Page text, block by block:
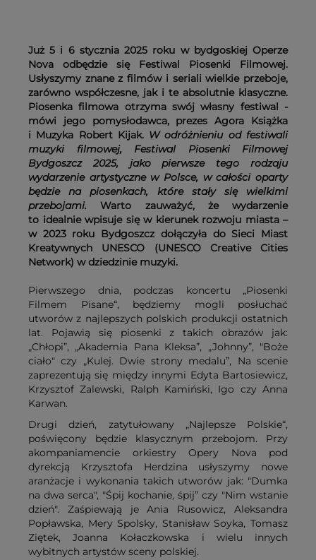
Już 5 i 6 stycznia 2025 roku w bydgoskiej Operze
Nova odbędzie się Festiwal Piosenki Filmowej.
Usłyszymy znane z filmów i seriali wielkie przeboje,
zarówno współczesne, jak i te absolutnie klasyczne.
Piosenka filmowa otrzyma swój własny festiwal -
mówi jego pomysłodawca, prezes Agora Książka
i Muzyka Robert Kijak. W odróżnieniu od festiwali
muzyki filmowej, Festiwal Piosenki Filmowej
Bydgoszcz 2025, jako pierwsze tego rodzaju
wydarzenie artystyczne w Polsce, w całości oparty
będzie na piosenkach, które stały się wielkimi
przebojami. Warto zauważyć, że wydarzenie
to idealnie wpisuje się w kierunek rozwoju miasta –
w 2023 roku Bydgoszcz dołączyła do Sieci Miast
Kreatywnych UNESCO (UNESCO Creative Cities
Network) w dziedzinie muzyki.
Pierwszego dnia, podczas koncertu „Piosenki
Filmem Pisane“, będziemy mogli posłuchać
utworów z najlepszych polskich produkcji ostatnich
lat. Pojawią się piosenki z takich obrazów jak:
„Chłopi”, „Akademia Pana Kleksa”, „Johnny”, "Boże
ciało" czy „Kulej. Dwie strony medalu”, Na scenie
zaprezentują się między innymi Edyta Bartosiewicz,
Krzysztof Zalewski, Ralph Kamiński, Igo czy Anna
Karwan.
Drugi dzień, zatytułowany „Najlepsze Polskie“,
poświęcony będzie klasycznym przebojom. Przy
akompaniamencie orkiestry Opery Nova pod
dyrekcją Krzysztofa Herdzina usłyszymy nowe
aranżacje i wykonania takich utworów jak: "Dumka
na dwa serca", "Śpij kochanie, śpij” czy "Nim wstanie
dzień". Zaśpiewają je Ania Rusowicz, Aleksandra
Popławska, Mery Spolsky, Stanisław Soyka, Tomasz
Ziętek, Joanna Kołaczkowska i wielu innych
wybitnych artystów sceny polskiej.